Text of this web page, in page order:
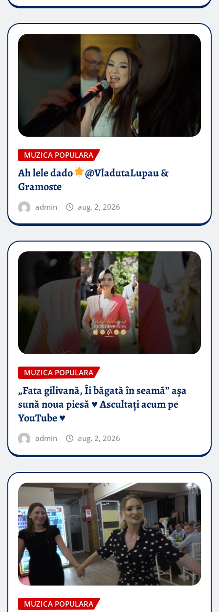
MUZICA POPULARA
Ah lele dado​
@VladutaLupau &
Gramoste
admin aug. 2, 2026
MUZICA POPULARA
„Fata gilivană, Îi băgată în seamă” așa
sună noua piesă ♥️ Ascultați acum pe
YouTube ♥️
admin aug. 2, 2026
MUZICA POPULARA